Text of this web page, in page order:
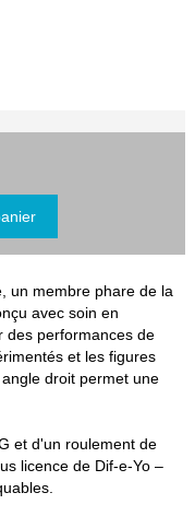
un membre phare de la
avec soin en
des performances de
et les figures
droit permet une
et d'un roulement de
licence de Dif-e-Yo –